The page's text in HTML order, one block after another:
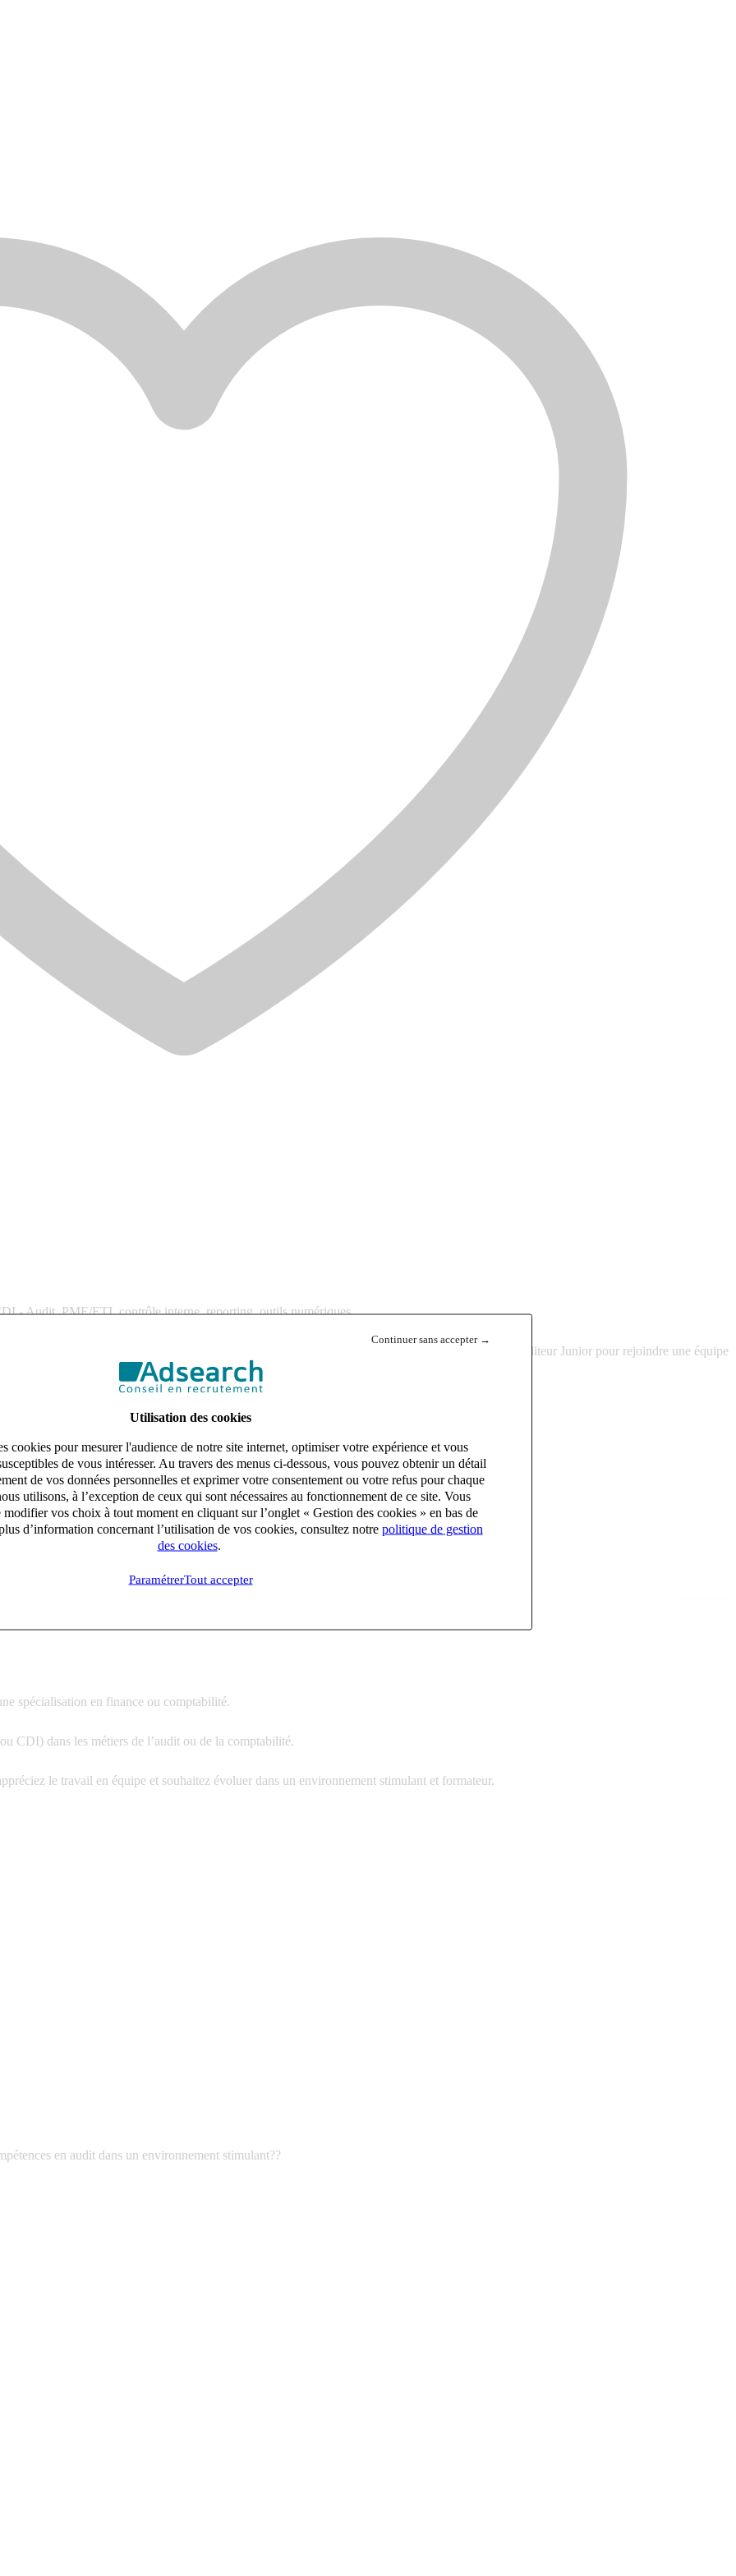
Continuer sans accepter →
Utilisation des cookies
cookies pour mesurer l'audience de notre site internet, optimiser votre expérience et vous
de vous intéresser. Au travers des menus ci-dessous, vous pouvez obtenir un détail
de vos données personnelles et exprimer votre consentement ou votre refus pour chaque
utilisons, à l’exception de ceux qui sont nécessaires au fonctionnement de ce site. Vous
vos choix à tout moment en cliquant sur l’onglet « Gestion des cookies » en bas de
d’information concernant l’utilisation de vos cookies, consultez notre politique de gestion
des cookies.
ParamétrerTout accepter
- Audit,PME/ETI, contrôle interne, reporting, outils numériques
à l’échelle nationale et internationale. Dans le cadre de son développement, il recherche un Auditeur Junior pour rejoindre une équipe
associations.
interne et internationale
et les analyser
ainsi que les inventaires physiques
spécialisation en finance ou comptabilité.
CDI) dans les métiers de l’audit ou de la comptabilité.
le travail en équipe et souhaitez évoluer dans un environnement stimulant et formateur.
en audit dans un environnement stimulant??